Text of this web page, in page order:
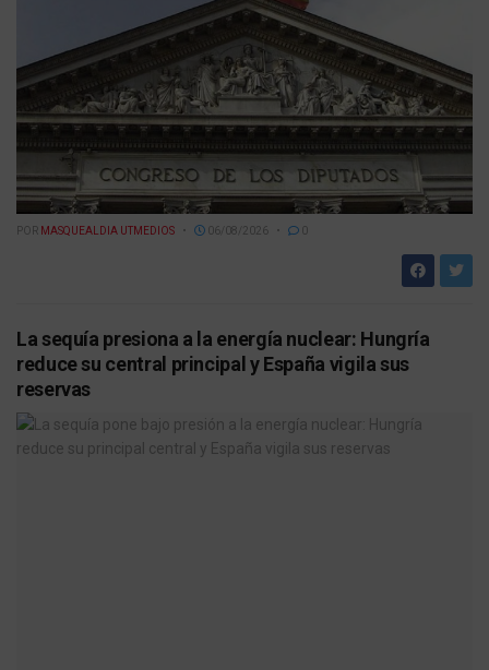
POR MASQUEALDIA UTMEDIOS 06/08/2026 0
La sequía presiona a la energía nuclear: Hungría
reduce su central principal y España vigila sus
reservas